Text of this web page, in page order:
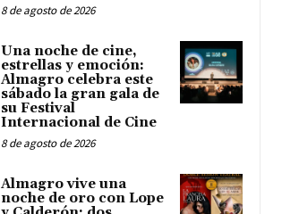
8 de agosto de 2026
Una noche de cine,
estrellas y emoción:
Almagro celebra este
sábado la gran gala de
su Festival
Internacional de Cine
8 de agosto de 2026
Almagro vive una
noche de oro con Lope